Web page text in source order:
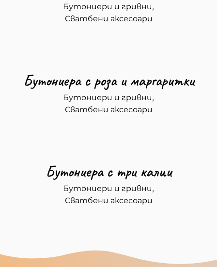
Бутониери и гривни,
Сватбени аксесоари
Бутониера с роза и маргаритки
Бутониери и гривни,
Сватбени аксесоари
Бутониера с три калии
Бутониери и гривни,
Сватбени аксесоари